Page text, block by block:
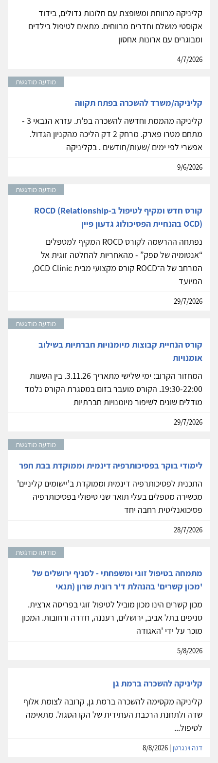
קליניקה מרווחת ומשופצת עם חלונות גדולים, בידוד
אקוסטי מושלם וחדרים מרווחים. מתאים לטיפול בילדים
ומבוגרים עם ארונות אחסון
4/7/2026
מודעה מודגשת
קליניקה/משרד להשכרה בפתח תקווה
קליניקה מהממת וחדשה להשכרה בפ'ת. עזרא הגבאי 3 -
מתחם מטרו פארק. מרחק 2 דק הליכה מהקניון הגדול.
אפשרי לפי ימים /שעות/חודשים . בקליניקה
9/6/2026
מודעה מודגשת
קורס חדש ומקיף לטיפול ב-ROCD (Relationship
OCD) בהנחיית הפסיכולוג גדעון פיין
נפתחה ההרשמה לקורס ROCD המקיף למטפלים
“אנטומיה של ספק” - מהאחריות להחלטה זוגית אל
המרחב של ה־ROCD קורס מקצועי מבית OCD Clinic,
המיועד
29/7/2026
מודעה מודגשת
קורס הנחיית קבוצות מיומנויות חברתיות בשילוב
אומנויות
המחזור הקרוב: ימי שלישי מתאריך 3.11.26. בין השעות
19:30-22:00. הקורס מועבר בזום במסגרת הקורס נלמד
מודלים שונים לשיפור מיומנויות חברתיות
29/7/2026
מודעה מודגשת
לימודי בוקר בפסיכותרפיה דינמית וממוקדת בבת חפר
התכנית לפסיכותרפיה דינמית וממוקדת ב'יישומים קליניים'
מכשירה מטפלים בעלי תואר שני טיפולי בפסיכותרפיה
פסיכואנליטית רחבה יחד
28/7/2026
מודעה מודגשת
מתמחה בטיפול זוגי ומשפחתי - לסניף ירושלים של
'מכון קשרים' בהנהלת ד'ר רונית שרון (תנאי
מכון קשרים הינו מכון מוביל לטיפול זוגי בפריסה ארצית.
סניפים בתל אביב, ירושלים, רעננה, חדרה ורחובות. המכון
מוכר על ידי 'האגודה
5/8/2026
קליניקה להשכרה ברמת גן
קליניקה מקסימה להשכרה ברמת גן, קרובה לצומת אלוף
שדה ולתחנת הרכבת העתידית של הקו הסגול. מתאימה
לטיפול...
דנה וינגרטן